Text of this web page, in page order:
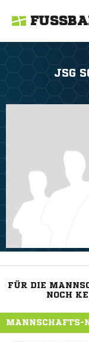
JSG
FÜR DIE
NOCH
MANNSCHAFTS-